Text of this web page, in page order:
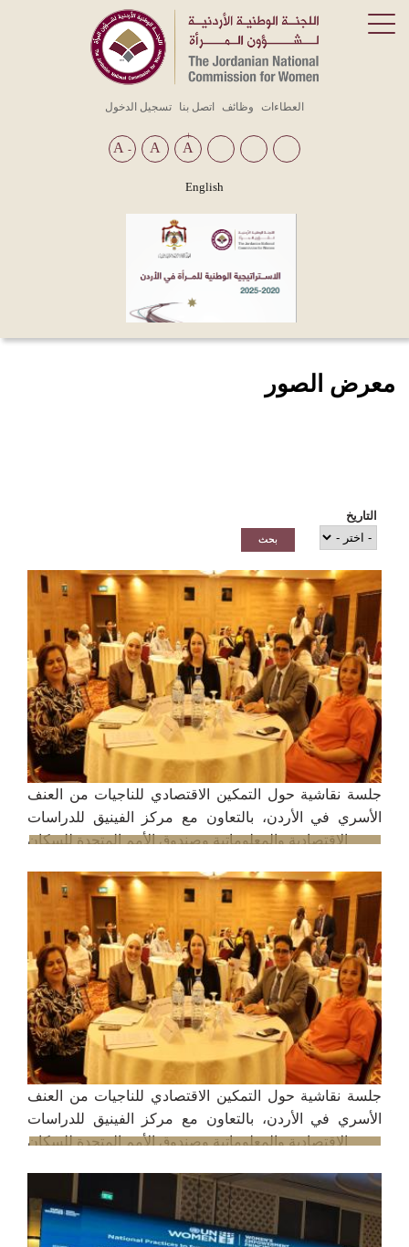
Top
العطاءات وظائف اتصل بنا تسجيل الدخول
- A
+
A
English
معرض الصور
التاريخ
جلسة نقاشية حول التمكين الاقتصادي للناجيات من العنف
الأسري في الأردن، بالتعاون مع مركز الفينيق للدراسات
الاقتصادية والمعلوماتية وصندوق الأمم المتحدة للسكان
جلسة نقاشية حول التمكين الاقتصادي للناجيات من العنف
الأسري في الأردن، بالتعاون مع مركز الفينيق للدراسات
الاقتصادية والمعلوماتية وصندوق الأمم المتحدة للسكان